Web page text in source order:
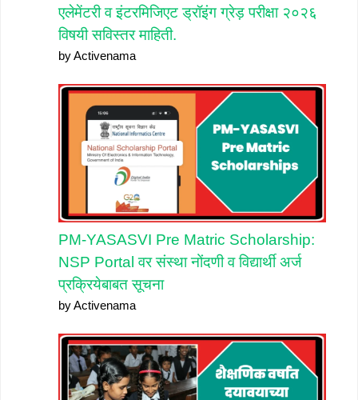
एलेमेंटरी व इंटरमिजिएट ड्रॉइंग ग्रेड़ परीक्षा २०२६
विषयी सविस्तर माहिती.
by Activenama
PM-YASASVI Pre Matric Scholarship:
NSP Portal वर संस्था नोंदणी व विद्यार्थी अर्ज
प्रक्रियेबाबत सूचना
by Activenama